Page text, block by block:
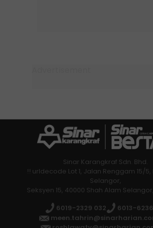
Sinar Karangkraf Sdn. Bhd.
!! urldecode Lot 1, Jalan Renggam 15/
Selangor,
Seksyen 15, 40000 Shah Alam
6019-2329 032
6013-